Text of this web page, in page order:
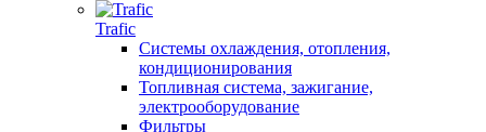
Trafic
Системы охлаждения, отопления,
кондиционирования
Топливная система, зажигание,
электрооборудование
Фильтры